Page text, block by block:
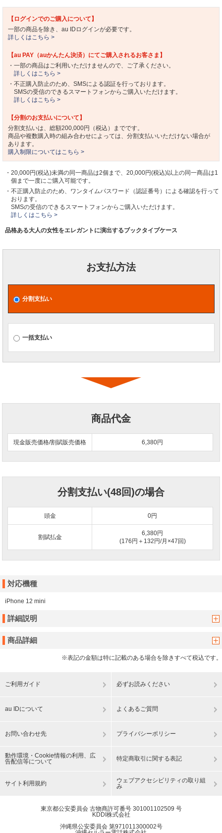
【ログインでのご購入について】
一部の商品を除き、au IDログインが必要です。
詳しくはこちら >
【au PAY（auかんたん決済）にてご購入されるお客さま】
・一部の商品はご利用いただけませんので、ご了承ください。
詳しくはこちら >
・不正購入防止のため、SMSによる認証を行っております。
SMSの受信のできるスマートフォンからご購入いただけます。
詳しくはこちら >
【分割のお支払いについて】
分割支払いは、総額200,000円（税込）までです。
商品や複数購入時の組み合わせによっては、分割支払いいただけない場合が
あります。
購入制限についてはこちら >
・20,000円(税込)未満の同一商品は2個まで、20,000円(税込)以上の同一商品は1
個まで一度にご購入可能です。
・不正購入防止のため、ワンタイムパスワード（認証番号）による確認を行って
おります。
SMSの受信のできるスマートフォンからご購入いただけます。
詳しくはこちら >
品格ある大人の女性をエレガントに演出するブックタイプケース
お支払方法
分割支払い
一括支払い
商品代金
現金販売価格/割賦販売価格 6,380円
分割支払い(48回)の場合
頭金 0円
割賦払金
6,380円
(176円＋132円/月×47回)
対応機種
iPhone 12 mini
詳細説明
商品詳細
※表記の金額は特に記載のある場合を除きすべて税込です。
ご利用ガイド 必ずお読みください
au IDについて よくあるご質問
お問い合わせ先 プライバシーポリシー
動作環境・Cookie情報の利用、広
告配信等について
特定商取引に関する表記
サイト利用規約
ウェブアクセシビリティの取り組
み
東京都公安委員会 古物商許可番号 301001102509 号
KDDI株式会社
沖縄県公安委員会 第971011300002号